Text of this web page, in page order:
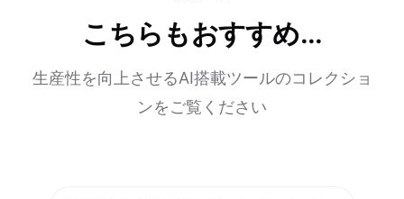
こちらもおすすめ...
生産性を向上させるAI搭載ツールのコレクショ
ンをご覧ください